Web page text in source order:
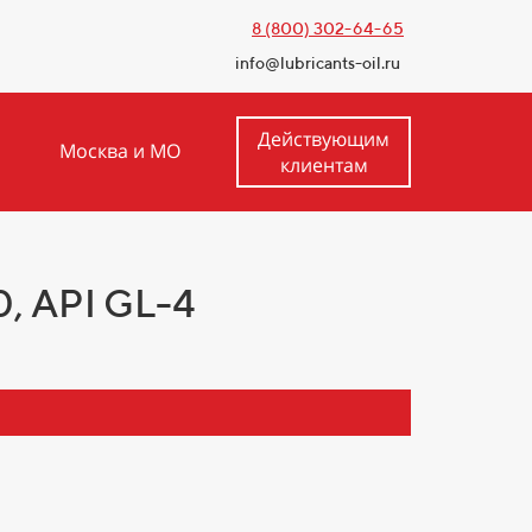
8 (800) 302-64-65
info@lubricants-oil.ru
Москва и МО
Действующим
клиентам
GL-4